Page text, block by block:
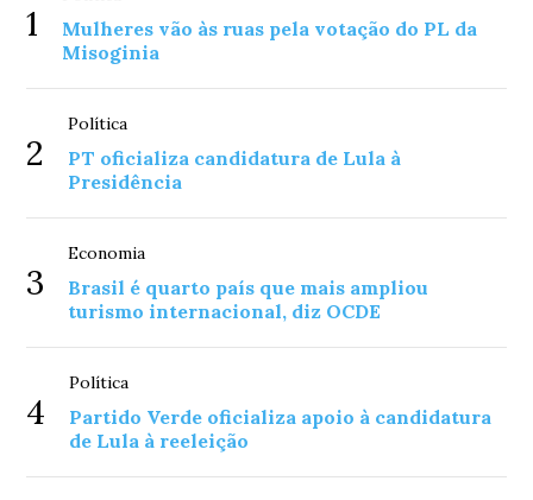
1
Mulheres vão às ruas pela votação do PL da
Misoginia
2
Política
PT oficializa candidatura de Lula à
Presidência
3
Economia
Brasil é quarto país que mais ampliou
turismo internacional, diz OCDE
4
Política
Partido Verde oficializa apoio à candidatura
de Lula à reeleição